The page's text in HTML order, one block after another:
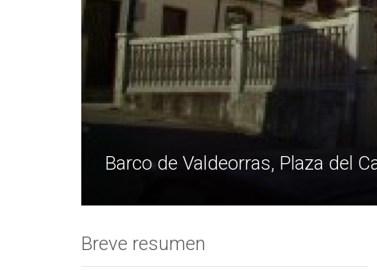
Barco de Valdeorras, Plaza del
Breve resumen